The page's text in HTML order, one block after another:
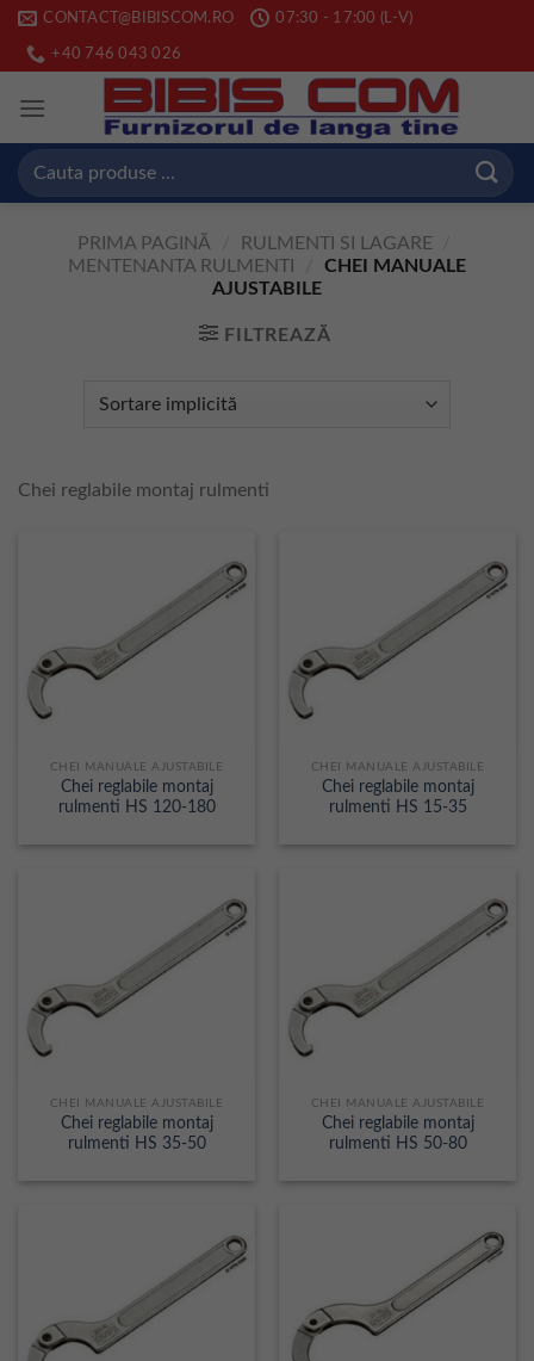
Skip
content
CONTACT@BIBISCOM.RO 07:30 - 17:00 (L-V)
+40 746 043 026
Caută
PRIMA PAGINĂ RULMENTI SI LAGARE
MENTENANTA RULMENTI
CHEI MANUALE
AJUSTABILE
FILTREAZĂ
Chei reglabile montaj rulmenti
CHEI MANUALE AJUSTABILE
Chei reglabile montaj
rulmenti HS 120-180
CHEI MANUALE AJUSTABILE
Chei reglabile montaj
rulmenti HS 15-35
CHEI MANUALE AJUSTABILE
Chei reglabile montaj
rulmenti HS 35-50
CHEI MANUALE AJUSTABILE
Chei reglabile montaj
rulmenti HS 50-80